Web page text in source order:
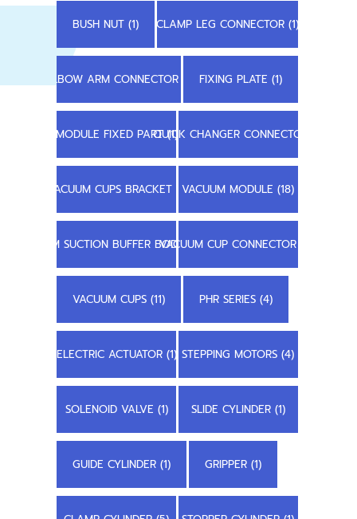
BUSH NUT (1) CLAMP LEG CONNECTOR (1)
ELBOW ARM CONNECTOR (1) FIXING PLATE (1)
MODULE FIXED PART (1)QUICK CHANGER CONNECTOR (1)
VACUUM CUPS BRACKET (1)VACUUM MODULE (18)
STEM SUCTION BUFFER BODY (3)VACUUM CUP CONNECTOR (2)
VACUUM CUPS (11) PHR SERIES (4)
ELECTRIC ACTUATOR (1) STEPPING MOTORS (4)
SOLENOID VALVE (1) SLIDE CYLINDER (1)
GUIDE CYLINDER (1) GRIPPER (1)